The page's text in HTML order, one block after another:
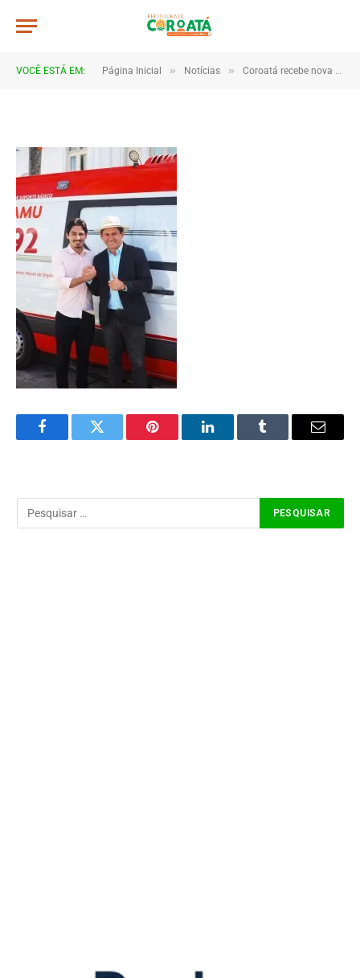
VOCÊ ESTÁ EM: Página Inicial » Notícias » Coroatá recebe nova ambulância para reforçar atendimento do SAMU
a02
FacebookTwitter Pinterest LinkedInTumblr Email